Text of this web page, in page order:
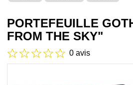
PORTEFEUILLE
FROM THE SKY"
0 avis